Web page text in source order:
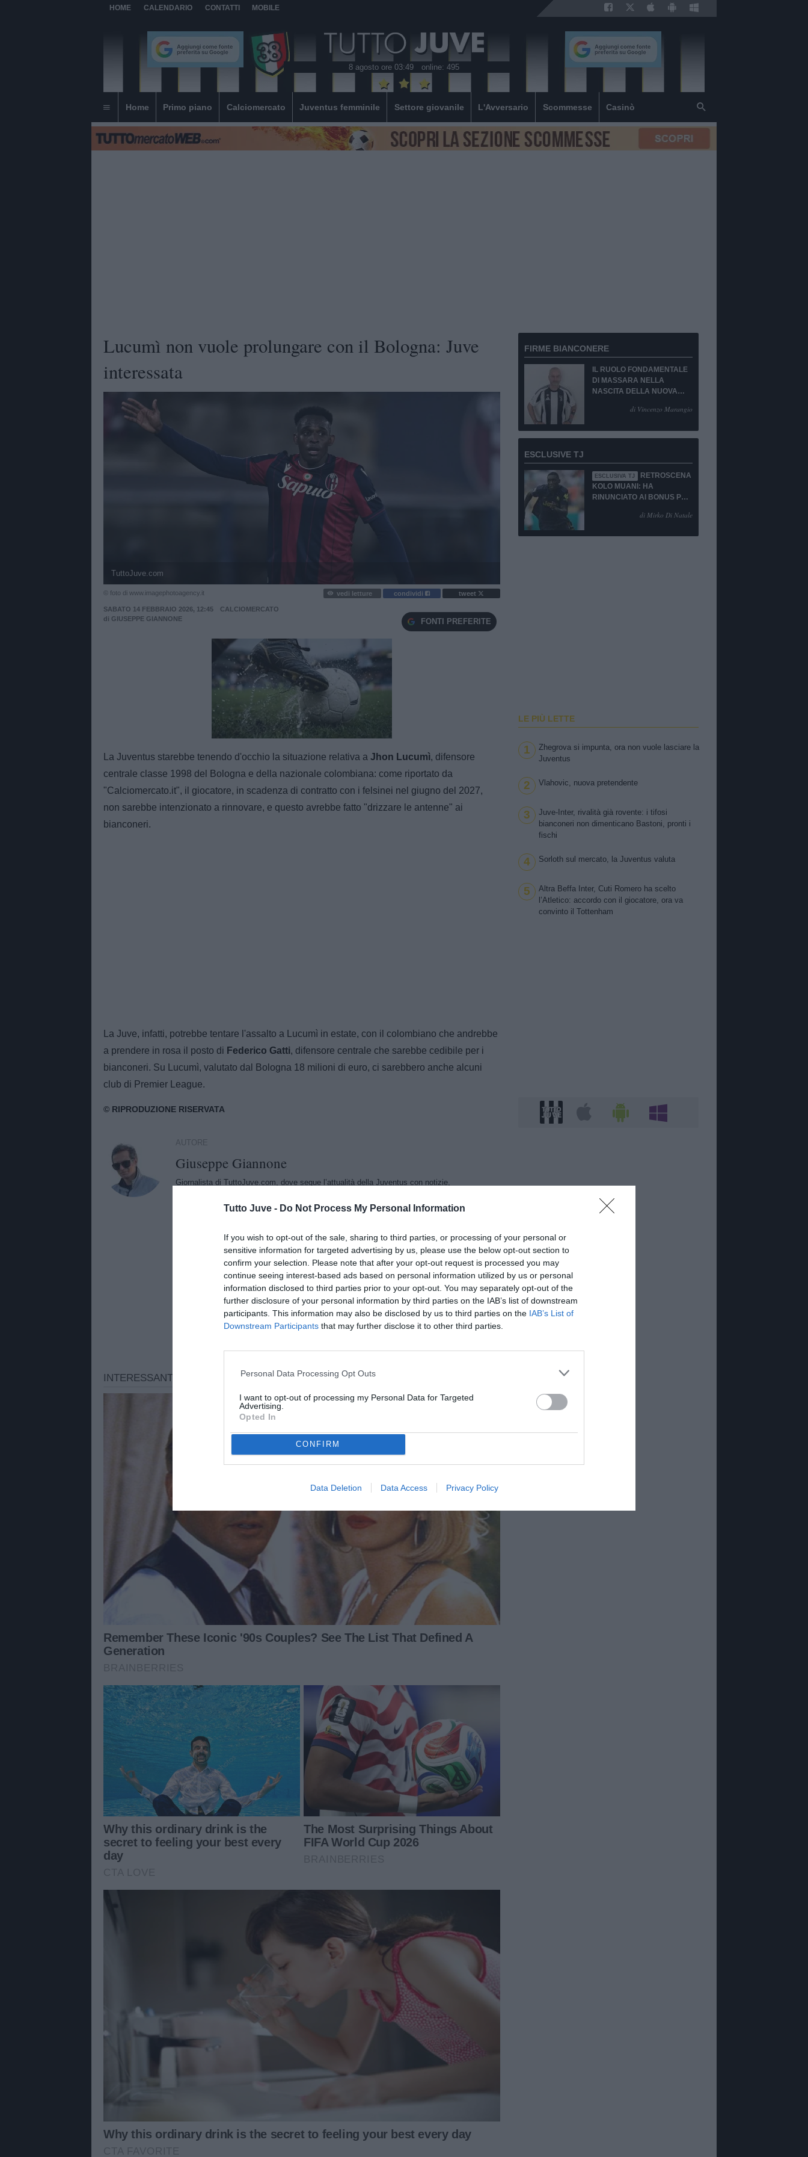
Tutto Juve - Do Not Process My Personal Information
If you wish to opt-out of the sale, sharing to third parties, or processing of your personal or
sensitive information for targeted advertising by us, please use the below opt-out section to
confirm your selection. Please note that after your opt-out request is processed you may
continue seeing interest-based ads based on personal information utilized by us or personal
information disclosed to third parties prior to your opt-out. You may separately opt-out of the
further disclosure of your personal information by third parties on the IAB’s list of downstream
participants. This information may also be disclosed by us to third parties on the IAB’s List of
Downstream Participants that may further disclose it to other third parties.
Personal Data Processing Opt Outs
I want to opt-out of processing my Personal Data for Targeted
Advertising.
Opted In
CONFIRM
Data Deletion Data Access Privacy Policy
HOME CALENDARIO CONTATTI MOBILE
8 agosto ore 03:49 online: 495
Home Primo piano Calciomercato Juventus femminile Settore giovanile L'Avversario Scommesse Casinò
Lucumì non vuole prolungare con il Bologna: Juve
interessata
TuttoJuve.com
© foto di www.imagephotoagency.it vedi letture condividi tweet
SABATO 14 FEBBRAIO 2026, 12:45
CALCIOMERCATO
di GIUSEPPE GIANNONE FONTI PREFERITE
Unmute
Loaded
100.00%
La Juventus starebbe tenendo d'occhio la situazione relativa a Jhon Lucumì, difensore
centrale classe 1998 del Bologna e della nazionale colombiana: come riportato da
"Calciomercato.it", il giocatore, in scadenza di contratto con i felsinei nel giugno del 2027,
non sarebbe intenzionato a rinnovare, e questo avrebbe fatto "drizzare le antenne" ai
bianconeri.
La Juve, infatti, potrebbe tentare l'assalto a Lucumì in estate, con il colombiano che andrebbe
a prendere in rosa il posto di Federico Gatti, difensore centrale che sarebbe cedibile per i
bianconeri. Su Lucumì, valutato dal Bologna 18 milioni di euro, ci sarebbero anche alcuni
club di Premier League.
AUTORE
Giuseppe Giannone
Giornalista di TuttoJuve.com, dove segue l’attualità della Juventus con notizie,
FIRME BIANCONERE
IL RUOLO FONDAMENTALE
DI MASSARA NELLA
NASCITA DELLA NUOVA
di Vincenzo Marangio
ESCLUSIVE TJ
ESCLUSIVA TJ
RETROSCENA
KOLO MUANI: HA
RINUNCIATO AI BONUS PUR
di Mirko Di Natale
LE PIÙ LETTE
1
Zhegrova si impunta, ora non vuole lasciare la
Juventus
2 Vlahovic, nuova pretendente
3
Juve-Inter, rivalità già rovente: i tifosi
bianconeri non dimenticano Bastoni, pronti i
fischi
4 Sorloth sul mercato, la Juventus valuta
5
Altra Beffa Inter, Cuti Romero ha scelto
l’Atletico: accordo con il giocatore, ora va
convinto il Tottenham